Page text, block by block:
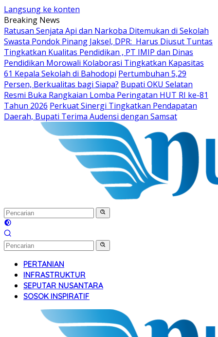
Langsung ke konten
Breaking News
Ratusan Senjata Api dan Narkoba Ditemukan di Sekolah
Swasta Pondok Pinang Jaksel, DPR: Harus Diusut Tuntas
Tingkatkan Kualitas Pendidikan , PT IMIP dan Dinas
Pendidikan Morowali Kolaborasi Tingkatkan Kapasitas
61 Kepala Sekolah di Bahodopi Pertumbuhan 5,29
Persen, Berkualitas bagi Siapa? Bupati OKU Selatan
Resmi Buka Rangkaian Lomba Peringatan HUT RI ke-81
Tahun 2026 Perkuat Sinergi Tingkatkan Pendapatan
Daerah, Bupati Terima Audensi dengan Samsat
PERTANIAN
INFRASTRUKTUR
SEPUTAR NUSANTARA
SOSOK INSPIRATIF